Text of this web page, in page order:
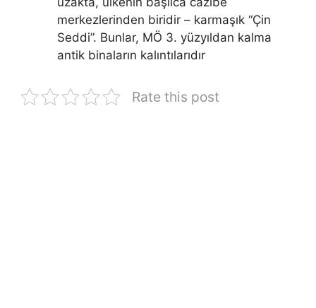
merkezlerinden biridir – karmaşık “Çin
Seddi”. Bunlar, MÖ 3. yüzyıldan kalma
antik binaların kalıntılarıdır
Rate this post